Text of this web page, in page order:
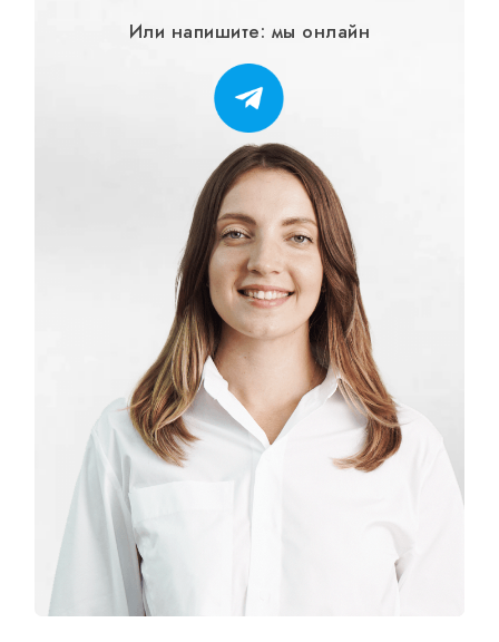
Или напишите: мы онлайн